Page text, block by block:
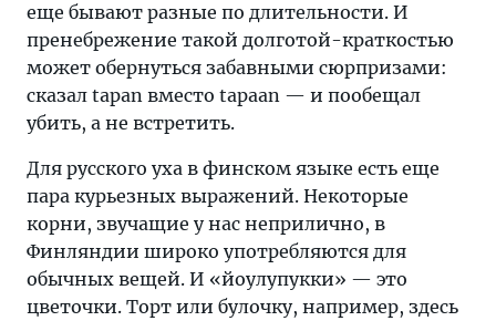
еще бывают разные по длительности. И
пренебрежение такой долготой-краткостью
может обернуться забавными сюрпризами:
сказал tapan вместо tapaan — и пообещал
убить, а не встретить.
Для русского уха в финском языке есть еще
пара курьезных выражений. Некоторые
корни, звучащие у нас неприлично, в
Финляндии широко употребляются для
обычных вещей. И «йоулупукки» — это
цветочки. Торт или булочку, например, здесь